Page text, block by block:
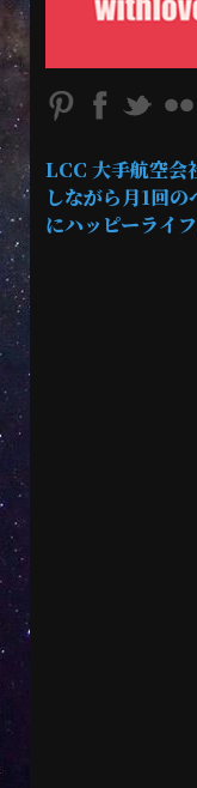
LCC 大手航空会
しながら月1回
にハッピーライ